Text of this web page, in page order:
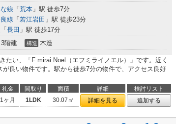
線 「 荒本 」駅 徒歩7分
線 「 若江岩田 」駅 徒歩23分
「 長田 」駅 徒歩17分
3階建 構造 木造
たい、「F mirai Noel（エフミライノエル）」です。近く
が良い物件です。駅から徒歩7分の物件で、アクセス良好
礼金 間取り 面積 詳細
検討リスト
1ヶ月 1LDK 30.07㎡ 詳細を見る 追加する